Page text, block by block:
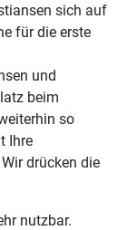
sich auf
für die erste
und
beim
so
Ihre
drücken die
nutzbar.